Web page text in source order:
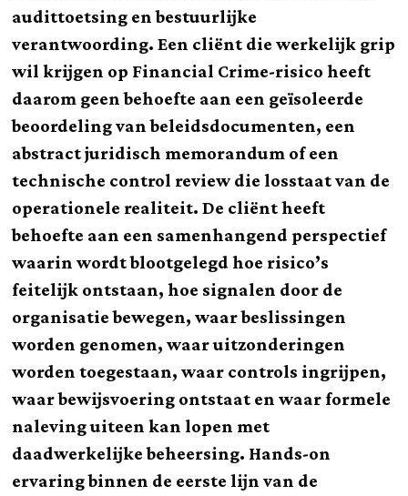
audittoetsing en bestuurlijke
verantwoording. Een cliënt die werkelijk grip
wil krijgen op Financial Crime-risico heeft
daarom geen behoefte aan een geïsoleerde
beoordeling van beleidsdocumenten, een
abstract juridisch memorandum of een
technische control review die losstaat van de
operationele realiteit. De cliënt heeft
behoefte aan een samenhangend perspectief
waarin wordt blootgelegd hoe risico’s
feitelijk ontstaan, hoe signalen door de
organisatie bewegen, waar beslissingen
worden genomen, waar uitzonderingen
worden toegestaan, waar controls ingrijpen,
waar bewijsvoering ontstaat en waar formele
naleving uiteen kan lopen met
daadwerkelijke beheersing. Hands-on
ervaring binnen de eerste lijn van de